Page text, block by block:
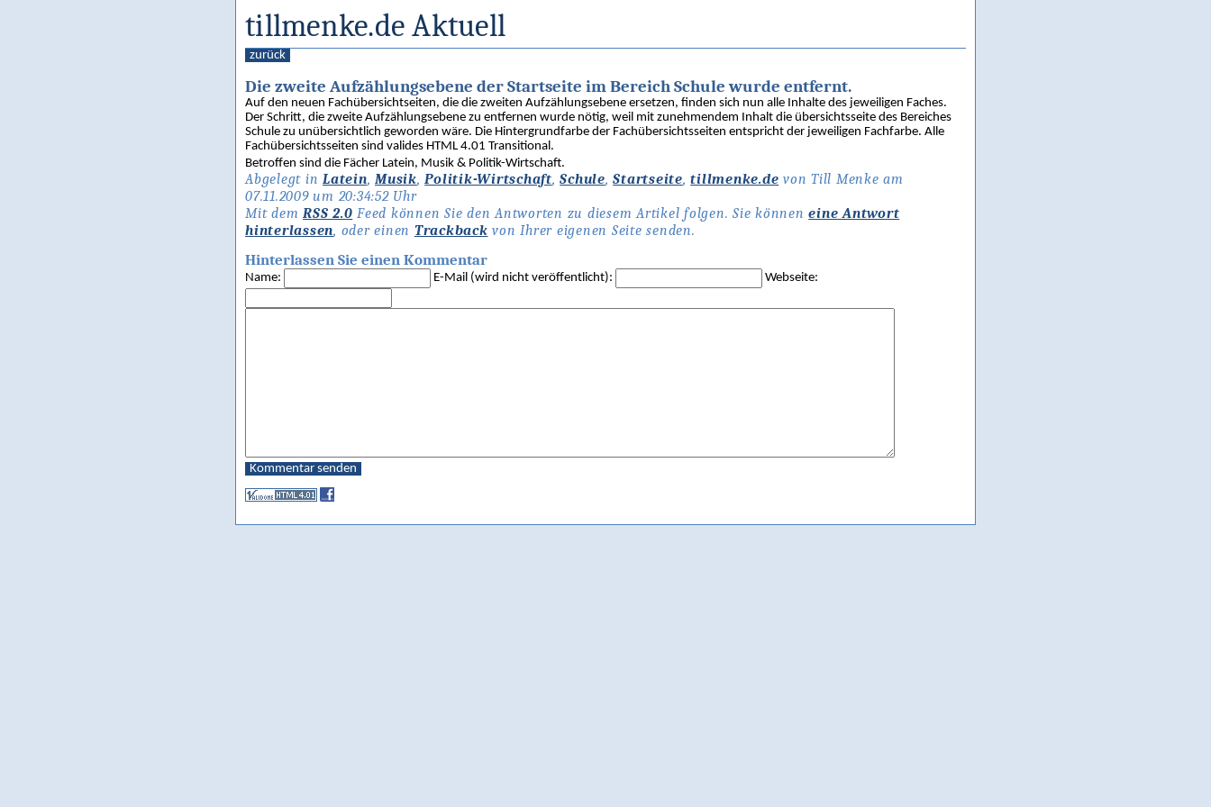
tillmenke.de Aktuell
zurück
Die zweite Aufzählungsebene der Startseite im Bereich Schule wurde entfernt.
Auf den neuen Fachübersichtseiten, die die zweiten Aufzählungsebene ersetzen, finden sich nun alle Inhalte des jeweiligen Faches.
Der Schritt, die zweite Aufzählungsebene zu entfernen wurde nötig, weil mit zunehmendem Inhalt die übersichtsseite des Bereiches
Schule zu unübersichtlich geworden wäre. Die Hintergrundfarbe der Fachübersichtsseiten entspricht der jeweiligen Fachfarbe. Alle
Fachübersichtsseiten sind valides HTML 4.01 Transitional.
Betroffen sind die Fächer Latein, Musik & Politik-Wirtschaft.
Abgelegt in Latein, Musik,Politik-Wirtschaft,Schule,Startseite,tillmenke.de von Till Menke am
07.11.2009 um 20:34:52 Uhr
Mit dem RSS 2.0 Feed können Sie den Antworten zu diesem Artikel folgen. Sie könneneine Antwort
hinterlassen, oder einen Trackback von Ihrer eigenen Seite senden.
Hinterlassen Sie einen Kommentar
Name: E-Mail (wird nicht veröffentlicht): Webseite:
Kommentar senden